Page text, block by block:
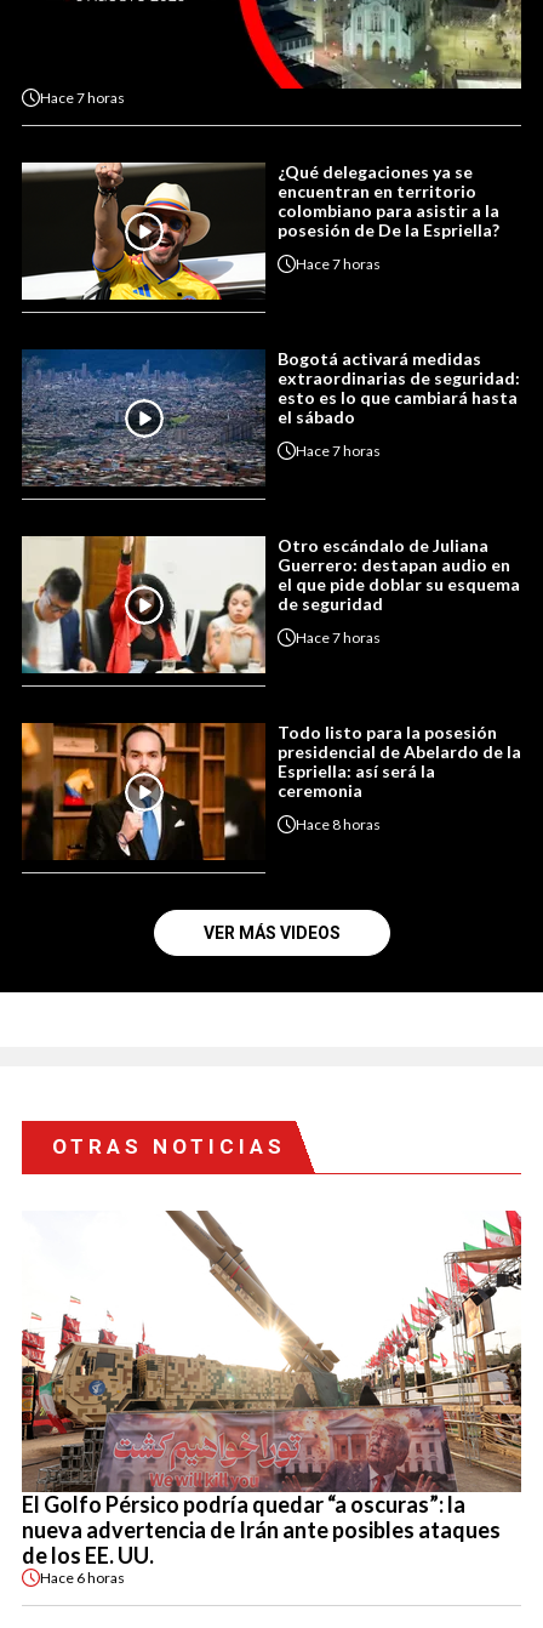
Hace7 horas
¿Qué delegaciones ya se
encuentran en territorio
colombiano para asistir a la
posesión de De la Espriella?
Hace7 horas
Bogotá activará medidas
extraordinarias de seguridad:
esto es lo que cambiará hasta
el sábado
Hace7 horas
Otro escándalo de Juliana
Guerrero: destapan audio en
el que pide doblar su esquema
de seguridad
Hace7 horas
Todo listo para la posesión
presidencial de Abelardo de la
Espriella: así será la
ceremonia
Hace8 horas
VER MÁS VIDEOS
OTRAS NOTICIAS
El Golfo Pérsico podría quedar “a oscuras”: la
nueva advertencia de Irán ante posibles ataques
de los EE. UU.
Hace 6 horas